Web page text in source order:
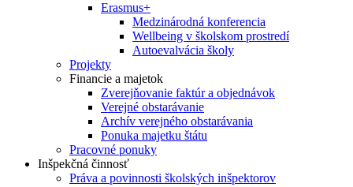
Erasmus+
Medzinárodná konferencia
Wellbeing v školskom prostredí
Autoevalvácia školy
Projekty
Financie a majetok
Zverejňovanie faktúr a objednávok
Verejné obstarávanie
Archív verejného obstarávania
Ponuka majetku štátu
Pracovné ponuky
Inšpekčná činnosť
Práva a povinnosti školských inšpektorov